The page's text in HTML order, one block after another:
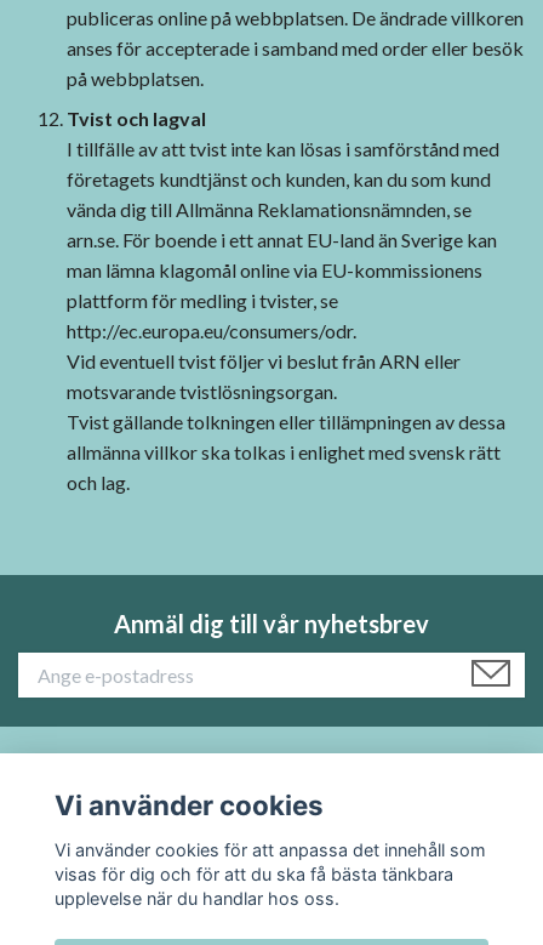
publiceras online på webbplatsen. De ändrade villkoren
anses för accepterade i samband med order eller besök
på webbplatsen.
Tvist och lagval
I tillfälle av att tvist inte kan lösas i samförstånd med
företagets kundtjänst och kunden, kan du som kund
vända dig till Allmänna Reklamationsnämnden, se
arn.se. För boende i ett annat EU-land än Sverige kan
man lämna klagomål online via EU-kommissionens
plattform för medling i tvister, se
http://ec.europa.eu/consumers/odr.
Vid eventuell tvist följer vi beslut från ARN eller
motsvarande tvistlösningsorgan.
Tvist gällande tolkningen eller tillämpningen av dessa
allmänna villkor ska tolkas i enlighet med svensk rätt
och lag.
Anmäl dig till vår nyhetsbrev
Läs mer:
Sociala medier
Vi använder cookies
Vi använder cookies för att anpassa det innehåll som
visas för dig och för att du ska få bästa tänkbara
upplevelse när du handlar hos oss.